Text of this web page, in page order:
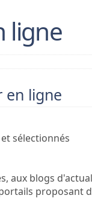
ligne
en ligne
sélectionnés
aux blogs
proposant